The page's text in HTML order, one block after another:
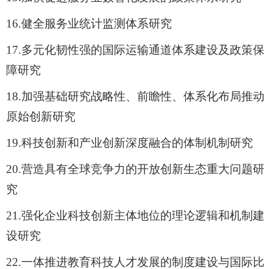
16.健全服务业统计监测体系研究
17.多元化韧性强的国际运输通道体系建设及政策保
障研究
18.加强基础研究战略性、前瞻性、体系化布局推动
原始创新研究
19.科技创新和产业创新深度融合的体制机制研究
20.营造具有全球竞争力的开放创新生态重大问题研
究
21.强化企业科技创新主体地位的理论逻辑和机制建
设研究
22.一体推进教育科技人才发展的制度建设与国际比